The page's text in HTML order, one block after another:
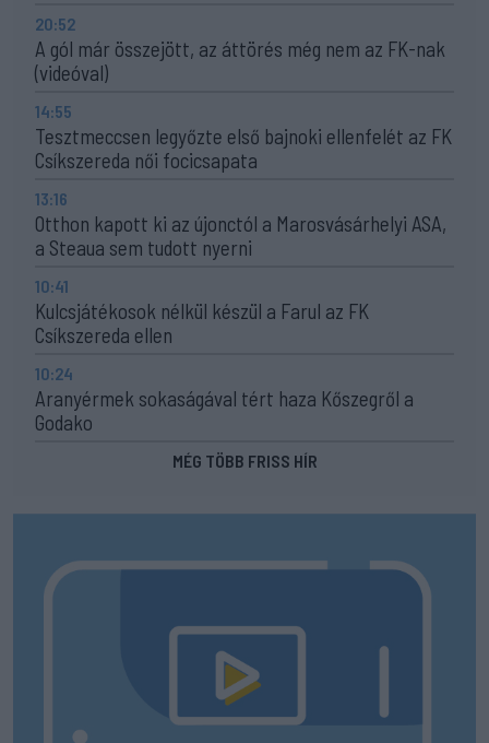
20:52
A gól már összejött, az áttörés még nem az FK-nak
(videóval)
14:55
Tesztmeccsen legyőzte első bajnoki ellenfelét az FK
Csíkszereda női focicsapata
13:16
Otthon kapott ki az újonctól a Marosvásárhelyi ASA,
a Steaua sem tudott nyerni
10:41
Kulcsjátékosok nélkül készül a Farul az FK
Csíkszereda ellen
10:24
Aranyérmek sokaságával tért haza Kőszegről a
Godako
MÉG TÖBB FRISS HÍR